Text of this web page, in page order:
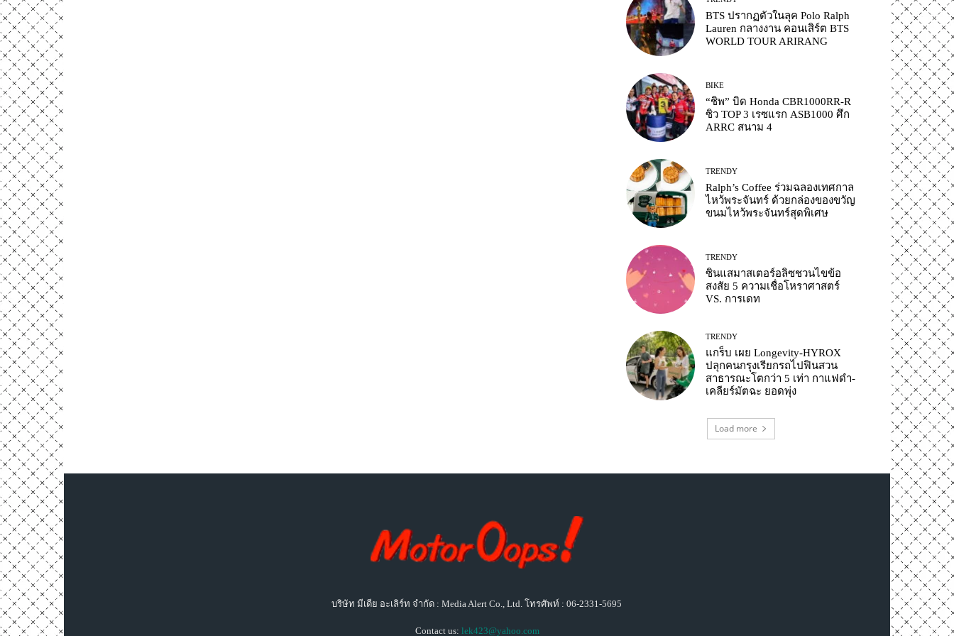
BTS ปรากฏตัวในลุค Polo Ralph
Lauren กลางงาน คอนเสิร์ต BTS
WORLD TOUR ARIRANG
BIKE
“ชิพ” บิด Honda CBR1000RR-R
ซิว TOP 3 เรซแรก ASB1000 ศึก
ARRC สนาม 4
TRENDY
Ralph’s Coffee ร่วมฉลองเทศกาล
ไหว้พระจันทร์ ด้วยกล่องของขวัญ
ขนมไหว้พระจันทร์สุดพิเศษ
TRENDY
ซินแสมาสเตอร์อลิซชวนไขข้อ
สงสัย 5 ความเชื่อโหราศาสตร์
VS. การเดท
TRENDY
แกร็บ เผย Longevity-HYROX
ปลุกคนกรุงเรียกรถไปฟินสวน
สาธารณะโตกว่า 5 เท่า กาแฟดำ-
เคลียร์มัตฉะ ยอดพุ่ง
Load more
บริษัท มีเดีย อะเลิร์ท จำกัด : Media Alert Co., Ltd. โทรศัพท์ : 06-2331-5695
Contact us: lek423@yahoo.com